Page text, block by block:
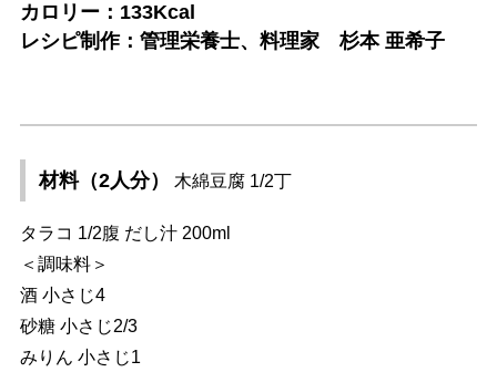
カロリー：133Kcal
レシピ制作：管理栄養士、料理家 杉本 亜希子
材料（2人分） 木綿豆腐 1/2丁
タラコ 1/2腹 だし汁 200ml
＜調味料＞
酒 小さじ4
砂糖 小さじ2/3
みりん 小さじ1